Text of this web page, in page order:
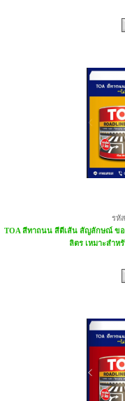
รหั
TOA สีทาถนน สีตีเส้น สัญลักษณ์ ขอ
ลิตร เหมาะสำห